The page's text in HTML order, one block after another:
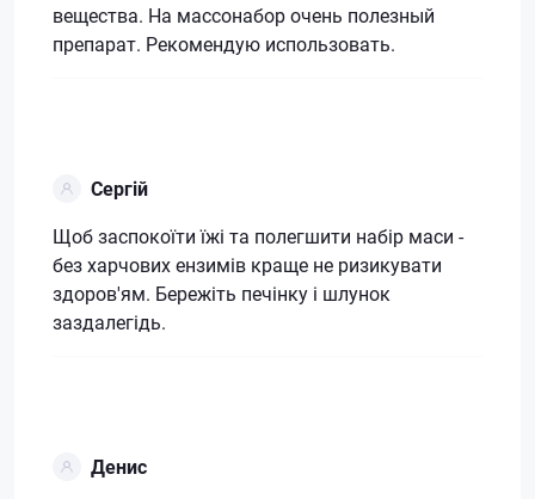
вещества. На массонабор очень полезный
препарат. Рекомендую использовать.
Сергій
Щоб заспокоїти їжі та полегшити набір маси -
без харчових ензимів краще не ризикувати
здоров'ям. Бережіть печінку і шлунок
заздалегідь.
Денис